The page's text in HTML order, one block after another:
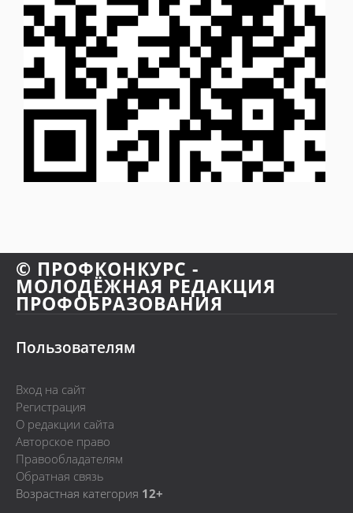
© ПРОФКОНКУРС -
МОЛОДЁЖНАЯ РЕДАКЦИЯ
ПРОФОБРАЗОВАНИЯ
Пользователям
Вход на сайт
Регистрация
О редакции сайта
Авторское право
Правообладателям
Обратная связь
Возрастная категория 12+